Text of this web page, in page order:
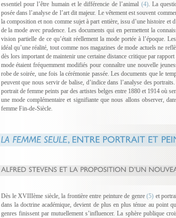
essentiel pour l’être humain et le différencie de l’animal (4). La
posée dans l’analyse de l’art dit majeur. Le vêtement est souvent
la composition et non comme sujet à part entière, issu d’une histoire
de la mode avec prudence. Les documents qui en permettent la
vision partielle de ce qu’était réellement la mode portée à l’époque.
idéal qu’une réalité, tout comme nos magazines de mode actuels ne
dès lors important de maintenir une certaine distance critique par
mode étaient fréquemment modifiés pour connaître une nouvelle
robe de soirée, une fois la cérémonie passée. Les documents que le
peuvent que nous servir de balise, d’indice dans l’analyse des
portrait de femme peints par des artistes belges entre 1880 et 1914 où
une mode complémentaire et signifiante que nous allons observer,
femme Fin-de-Siècle.
Dès le XVIIIème siècle, la frontière entre peinture de genre(5) et
dans la doctrine académique, devient de plus en plus ténue au point
genres finissent par mutuellement s’influencer. La sphère publique